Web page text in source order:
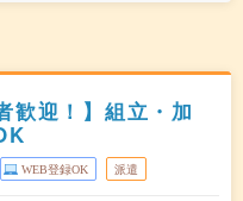
歓迎！】組立・加
WEB登録OK 派遣